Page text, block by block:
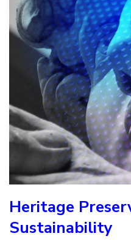
Heritage
Sustainability